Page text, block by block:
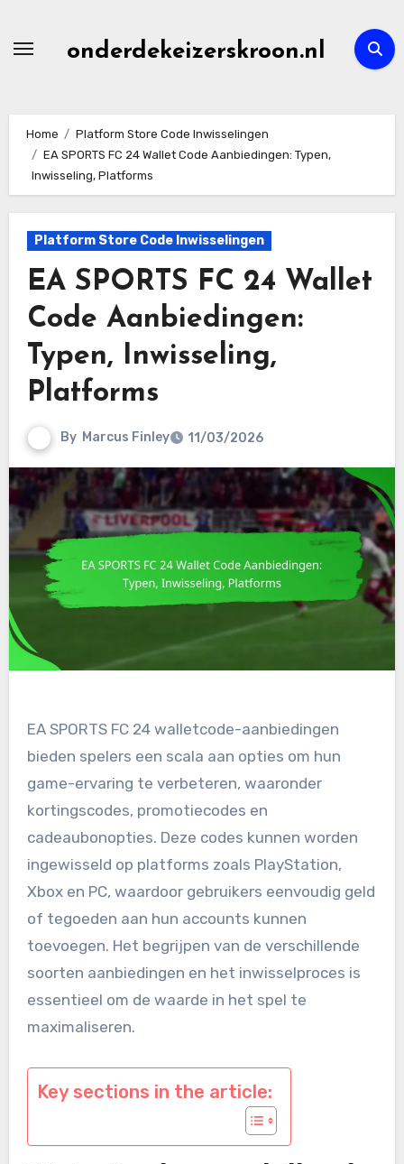
onderdekeizerskroon.nl
Home
Platform Store Code Inwisselingen
EA SPORTS FC 24 Wallet Code Aanbiedingen: Typen,
Inwisseling, Platforms
Platform Store Code Inwisselingen
EA SPORTS FC 24 Wallet
Code Aanbiedingen:
Typen, Inwisseling,
Platforms
By Marcus Finley 11/03/2026
EA SPORTS FC 24 walletcode-aanbiedingen
bieden spelers een scala aan opties om hun
game-ervaring te verbeteren, waaronder
kortingscodes, promotiecodes en
cadeaubonopties. Deze codes kunnen worden
ingewisseld op platforms zoals PlayStation,
Xbox en PC, waardoor gebruikers eenvoudig geld
of tegoeden aan hun accounts kunnen
toevoegen. Het begrijpen van de verschillende
soorten aanbiedingen en het inwisselproces is
essentieel om de waarde in het spel te
maximaliseren.
Key sections in the article: